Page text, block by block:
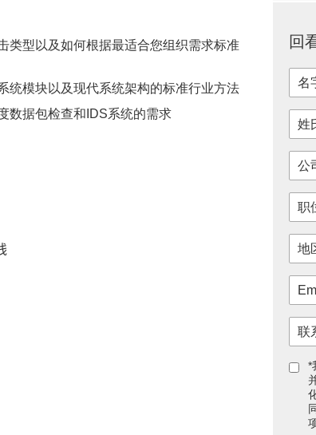
类型以及如何根据最适合您组织需求标准
统模块以及现代系统架构的标准行业方法
数据包检查和IDS系统的需求
回
*